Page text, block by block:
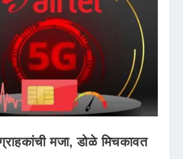
मजा, डोळे मिचकावत